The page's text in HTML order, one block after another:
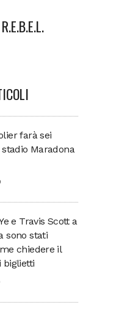
farà sei
Maradona
e Travis Scott a
sono stati
chiedere il
biglietti